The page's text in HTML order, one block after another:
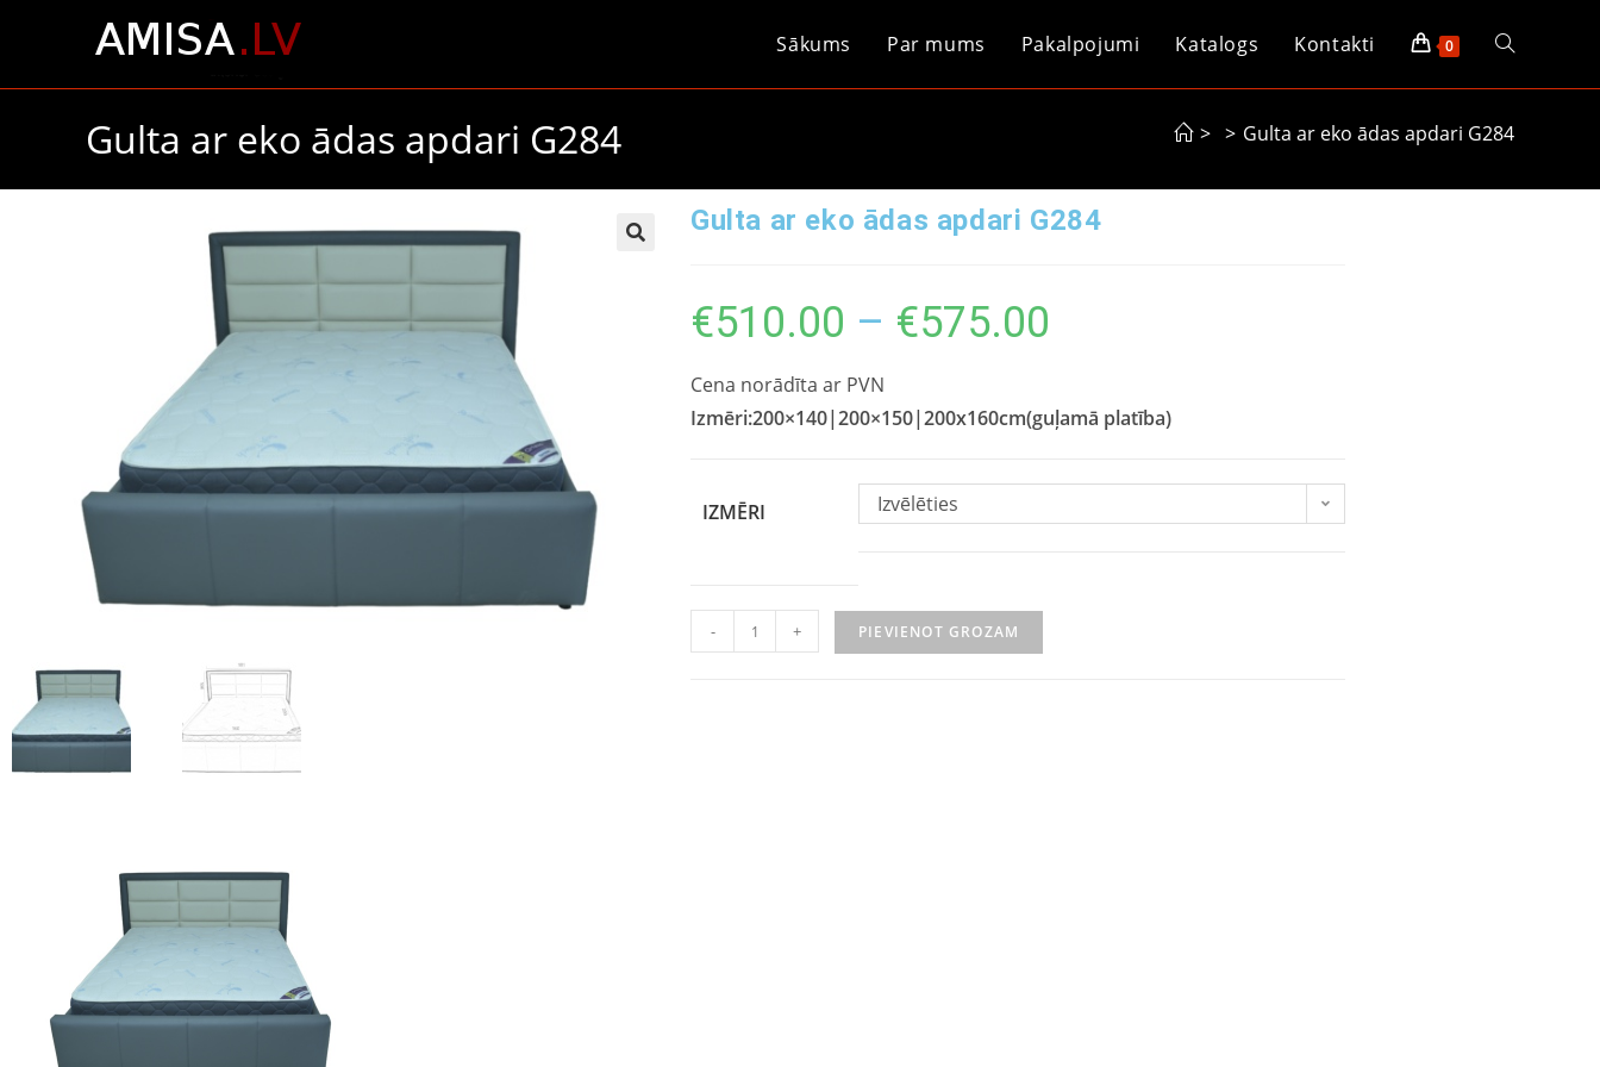
Sākums Par mums Pakalpojumi Katalogs Kontakti 0
Gulta ar eko ādas apdari G284 > > Gulta ar eko ādas apdari G284
Gulta ar eko ādas apdari G284
€510.00 – €575.00
Cena norādīta ar PVN
Izmēri:200×140|200×150|200x160cm(guļamā platība)
IZMĒRI Izvēlēties
- + PIEVIENOT GROZAM